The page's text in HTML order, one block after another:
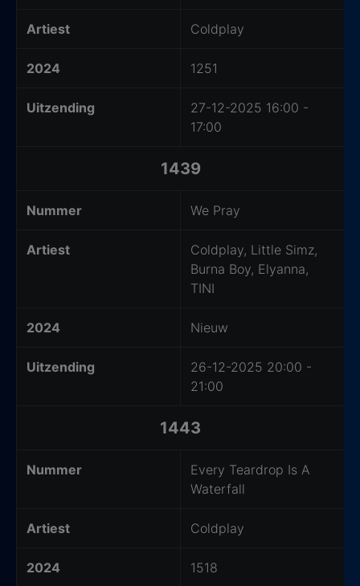
Artiest Coldplay
2024 1251
Uitzending
27-12-2025 16:00 -
17:00
1439
Nummer We Pray
Artiest
Coldplay, Little Simz,
Burna Boy, Elyanna,
TINI
2024 Nieuw
Uitzending
26-12-2025 20:00 -
21:00
1443
Nummer
Every Teardrop Is A
Waterfall
Artiest Coldplay
2024 1518